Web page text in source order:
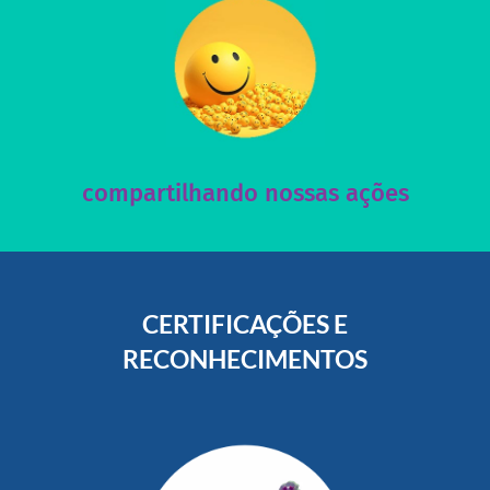
compartilhando nossas ações
Acesse nossas redes sociais e nos ajude compartilhando
nossos posts e nosso site!
acesse nosso instagram
CERTIFICAÇÕES E
RECONHECIMENTOS